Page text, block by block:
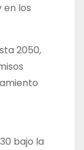
los
2050,
bajo la